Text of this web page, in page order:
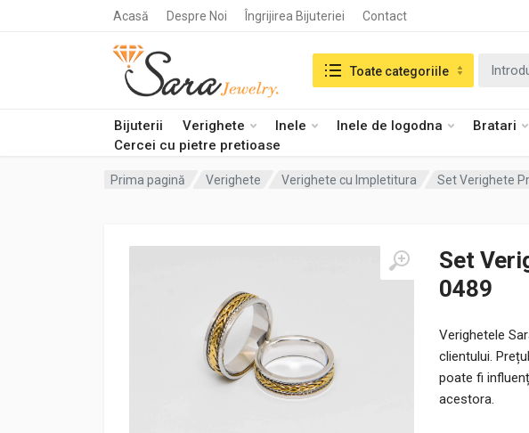
Acasă Despre Noi Îngrijirea Bijuteriei Contact
Bijuterii Verighete Inele Inele de logodna Bratari
Cercei cu pietre pretioase
Search in:Toate categoriile
Prima pagină Verighete Verighete cu Impletitura Set Verighete
Set
0489
Verighetele
clientului.
poate fi
acestora.